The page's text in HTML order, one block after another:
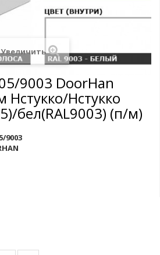
Увеличить
9003 DoorHan
Нстукко
бел(RAL9003) (п/м)
9003